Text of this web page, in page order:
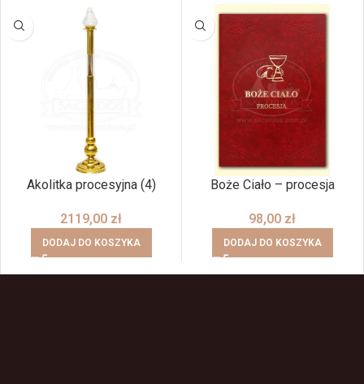
Akolitka procesyjna (4)
2119,00 zł
DODAJ DO KOSZYKA
Boże Ciało – procesja
98,00 zł
DODAJ DO KOSZYKA